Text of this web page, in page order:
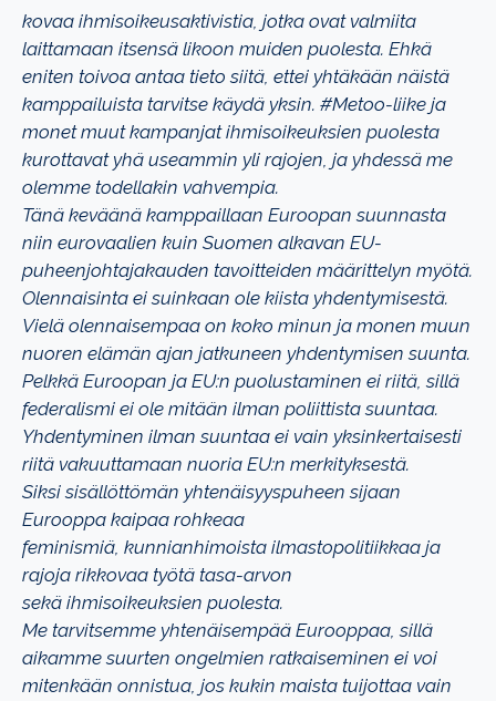
kovaa ihmisoikeusaktivistia, jotka ovat valmiita
laittamaan itsensä likoon muiden puolesta. Ehkä
eniten toivoa antaa tieto siitä, ettei yhtäkään näistä
kamppailuista tarvitse käydä yksin. #Metoo-liike ja
monet muut kampanjat ihmisoikeuksien puolesta
kurottavat yhä useammin yli rajojen, ja yhdessä me
olemme todellakin vahvempia.
Tänä keväänä kamppaillaan Euroopan suunnasta
niin eurovaalien kuin Suomen alkavan EU-
puheenjohtajakauden tavoitteiden määrittelyn myötä.
Olennaisinta ei suinkaan ole kiista yhdentymisestä.
Vielä olennaisempaa on koko minun ja monen muun
nuoren elämän ajan jatkuneen yhdentymisen suunta.
Pelkkä Euroopan ja EU:n puolustaminen ei riitä, sillä
federalismi ei ole mitään ilman poliittista suuntaa.
Yhdentyminen ilmansuuntaa ei vain yksinkertaisesti
riitä vakuuttamaan nuoria EU:n merkityksestä.
Siksisisällöttömän yhtenäisyyspuheen sijaan
Eurooppa kaipaa rohkeaa
feminismiä, kunnianhimoista ilmastopolitiikkaa ja
rajoja rikkovaa työtä tasa-arvon
sekä ihmisoikeuksien puolesta.
Me tarvitsemme yhtenäisempää Eurooppaa, sillä
aikamme suurten ongelmien ratkaiseminen ei voi
mitenkään onnistua, jos kukin maista tuijottaa vain